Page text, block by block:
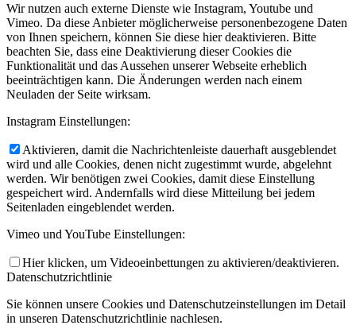
Wir nutzen auch externe Dienste wie Instagram, Youtube und
Vimeo. Da diese Anbieter möglicherweise personenbezogene Daten
von Ihnen speichern, können Sie diese hier deaktivieren. Bitte
beachten Sie, dass eine Deaktivierung dieser Cookies die
Funktionalität und das Aussehen unserer Webseite erheblich
beeinträchtigen kann. Die Änderungen werden nach einem
Neuladen der Seite wirksam.
Instagram Einstellungen:
Aktivieren, damit die Nachrichtenleiste dauerhaft ausgeblendet
wird und alle Cookies, denen nicht zugestimmt wurde, abgelehnt
werden. Wir benötigen zwei Cookies, damit diese Einstellung
gespeichert wird. Andernfalls wird diese Mitteilung bei jedem
Seitenladen eingeblendet werden.
Vimeo und YouTube Einstellungen:
Hier klicken, um Videoeinbettungen zu aktivieren/deaktivieren.
Datenschutzrichtlinie
Sie können unsere Cookies und Datenschutzeinstellungen im Detail
in unseren Datenschutzrichtlinie nachlesen.